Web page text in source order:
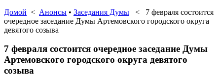
Домой < Анонсы • Заседания Думы < 7 февраля состоится
очередное заседание Думы Артемовского городского округа
девятого созыва
7 февраля состоится очередное заседание Думы
Артемовского городского округа девятого
созыва